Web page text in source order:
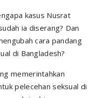
kasus Nusrat
ia diserang? Dan
cara pandang
di Bangladesh?
memerintahkan
pelecehan seksual di